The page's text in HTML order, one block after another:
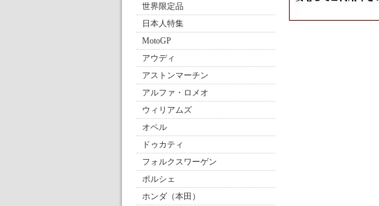
世界限定品
日本人特集
MotoGP
アウディ
アストンマーチン
アルファ・ロメオ
ウィリアムズ
オペル
ドゥカティ
フォルクスワーゲン
ポルシェ
ホンダ（本田）